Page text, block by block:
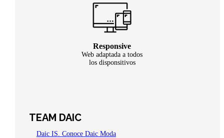
Responsive
Web adaptada a todos
los disponsitivos
TEAM DAIC
Daic IS. Conoce Daic Moda